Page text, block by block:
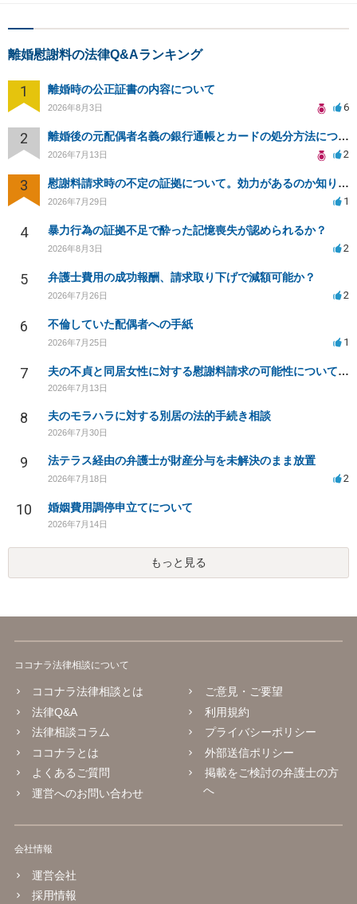
離婚慰謝料の法律Q&Aランキング
1 離婚時の公正証書の内容について
2026年8月3日 6
2 離婚後の元配偶者名義の銀行通帳とカードの処分方法について
2026年7月13日 2
3 慰謝料請求時の不定の証拠について。効力があるのか知りたい。
2026年7月29日 1
4 暴力行為の証拠不足で酔った記憶喪失が認められるか？
2026年8月3日 2
5 弁護士費用の成功報酬、請求取り下げで減額可能か？
2026年7月26日 2
6 不倫していた配偶者への手紙
2026年7月25日 1
7 夫の不貞と同居女性に対する慰謝料請求の可能性について相談
2026年7月13日
8 夫のモラハラに対する別居の法的手続き相談
2026年7月30日
9 法テラス経由の弁護士が財産分与を未解決のまま放置
2026年7月18日 2
10 婚姻費用調停申立てについて
2026年7月14日
もっと見る
ココナラ法律相談について
ココナラ法律相談とは
法律Q&A
法律相談コラム
ココナラとは
よくあるご質問
運営へのお問い合わせ
ご意見・ご要望
利用規約
プライバシーポリシー
外部送信ポリシー
掲載をご検討の弁護士の方
へ
会社情報
運営会社
採用情報